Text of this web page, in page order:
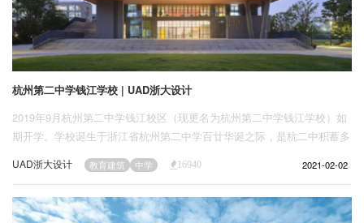
杭州第二中学钱江学校 | UAD浙大设计
2019年9月杭州第二中学钱江校区（现更名为杭州第二中学钱江学校）如
期开学。学校诞生于浙江省杭州第二中学百廿华诞之际，是杭二中积蓄多
年力量精心打造的现代化学校，秉承其优良的办学传统和深厚的文化底
蕴，全面实现一体化办学。
UAD浙大设计 教育建筑 中学 16940 2021-02-02